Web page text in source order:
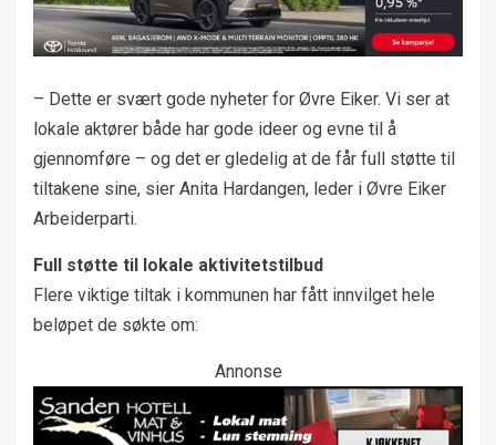
– Dette er svært gode nyheter for Øvre Eiker. Vi ser at
lokale aktører både har gode ideer og evne til å
gjennomføre – og det er gledelig at de får full støtte til
tiltakene sine, sier Anita Hardangen, leder i Øvre Eiker
Arbeiderparti.
Full støtte til lokale aktivitetstilbud
Flere viktige tiltak i kommunen har fått innvilget hele
beløpet de søkte om:
Annonse